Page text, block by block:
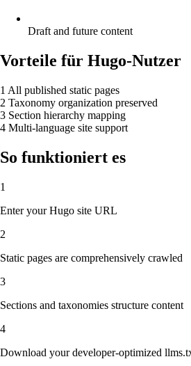
Draft and future content
Vorteile für Hugo-Nutzer
1 All published static pages
2 Taxonomy organization preserved
3 Section hierarchy mapping
4 Multi-language site support
So funktioniert es
1
Enter your Hugo site URL
2
Static pages are comprehensively crawled
3
Sections and taxonomies structure content
4
Download your developer-optimized